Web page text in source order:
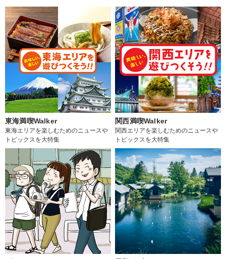
東海満喫Walker
東海エリアを楽しむためのニュースや
トピックスを大特集
関西満喫Walker
関西エリアを楽しむためのニュースや
トピックスを大特集